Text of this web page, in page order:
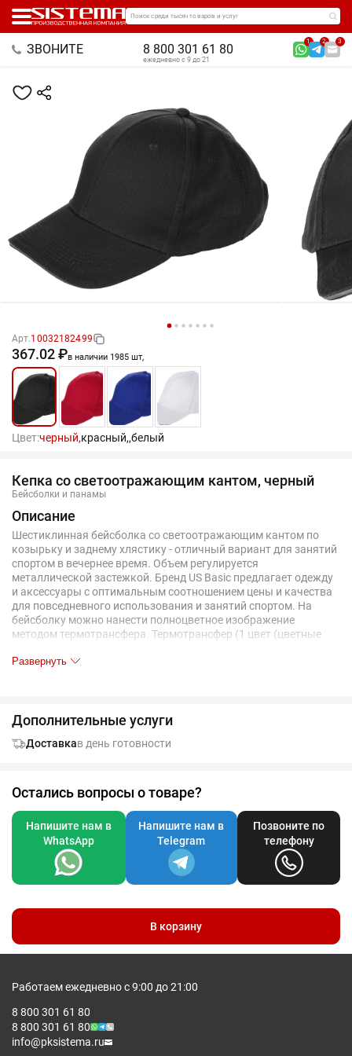
Поиск среди тысяч товаров и услуг
ЗВОНИТЕ 8 800 301 61 80
1 2 3
ежедневно с 9 до 21
Арт.10032182499
367.02 ₽в наличии 1985 шт,
Цвет:черный,красный,,белый
Кепка со светоотражающим кантом, черный
Бейсболки и панамы
Описание
Шестиклинная бейсболка со светоотражающим кантом по
козырьку и заднему хлястику - отличный вариант для занятий
спортом в вечернее время. Объем регулируется
металлической застежкой. Бренд US Basic предлагает одежду
и аксессуары с оптимальным соотношением цены и качества
для повседневного использования и занятий спортом. На
бейсболку можно нанести полноцветное изображение
методом термотрансфера. Термотрансфер (1 цвет (цветные
Оплачивается только настройка оборудования в размере
Развернуть
Дополнительные услуги
Доставкав день готовности
Остались вопросы о товаре?
Напишите нам в
WhatsApp
Напишите нам в
Telegram
Позвоните по
телефону
В корзину
Работаем ежедневно с 9:00 до 21:00
8 800 301 61 80
8 800 301 61 80
info@pksistema.ru